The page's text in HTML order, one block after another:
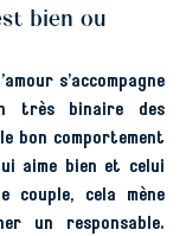
bien ou
s’accompagne
très binaire des
bon comportement
aime bien et celui
couple, cela mène
un responsable.